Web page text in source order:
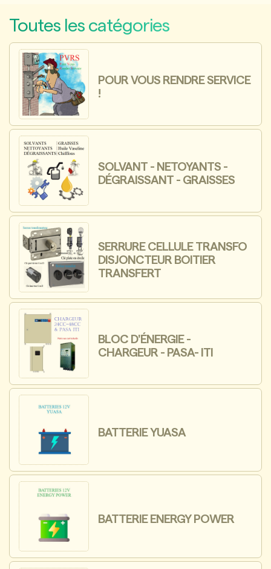
Toutes les catégories
POUR VOUS RENDRE SERVICE
!
SOLVANT - NETOYANTS -
DÉGRAISSANT - GRAISSES
SERRURE CELLULE TRANSFO
DISJONCTEUR BOITIER
TRANSFERT
BLOC D'ÉNERGIE -
CHARGEUR - PASA- ITI
BATTERIE YUASA
BATTERIE ENERGY POWER